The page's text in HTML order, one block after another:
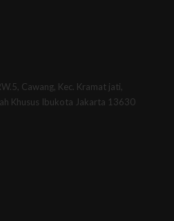
Cawang, Kec. Kramat jati,
Khusus Ibukota Jakarta 13630